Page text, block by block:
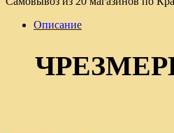
Описание